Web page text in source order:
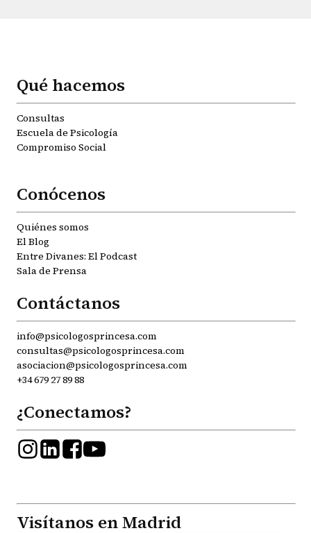
Qué hacemos
Consultas
Escuela de Psicología
Compromiso Social
Conócenos
Quiénes somos
El Blog
Entre Divanes: El Podcast
Sala de Prensa
Contáctanos
info@psicologosprincesa.com
consultas@psicologosprincesa.com
asociacion@psicologosprincesa.com
+34 679 27 89 88
¿Conectamos?
Visítanos en Madrid